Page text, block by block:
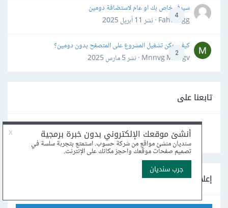
4
سيرفر خاص بك او عام لاستضافة دومين
Fahd Ggg · نشر
11 أبريل 2025
2
كيف يمكن تشغيل المشروع على المتصفح بدون دومين؟
Mnnvg Mnbgv · نشر
5 مارس 2025
تابعنا على
إعلانات